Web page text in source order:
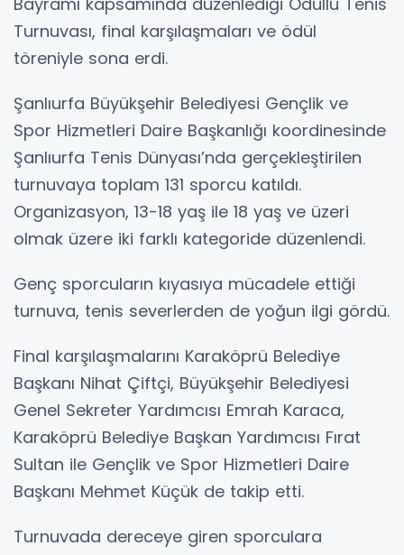
Turnuvası, final karşılaşmaları ve ödül
töreniyle sona erdi.
Şanlıurfa Büyükşehir Belediyesi Gençlik ve
Spor Hizmetleri Daire Başkanlığı koordinesinde
Şanlıurfa Tenis Dünyası’nda gerçekleştirilen
turnuvaya toplam 131 sporcu katıldı.
Organizasyon, 13-18 yaş ile 18 yaş ve üzeri
olmak üzere iki farklı kategoride düzenlendi.
Genç sporcuların kıyasıya mücadele ettiği
turnuva, tenis severlerden de yoğun ilgi gördü.
Final karşılaşmalarını Karaköprü Belediye
Başkanı Nihat Çiftçi, Büyükşehir Belediyesi
Genel Sekreter Yardımcısı Emrah Karaca,
Karaköprü Belediye Başkan Yardımcısı Fırat
Sultan ile Gençlik ve Spor Hizmetleri Daire
Başkanı Mehmet Küçük de takip etti.
Turnuvada dereceye giren sporculara